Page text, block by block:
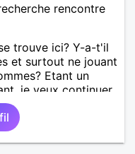
rencontre
trouve ici? Y-a-t'il
et surtout ne jouant
Etant un
je veux continuer
la petite famille
et autres
ne